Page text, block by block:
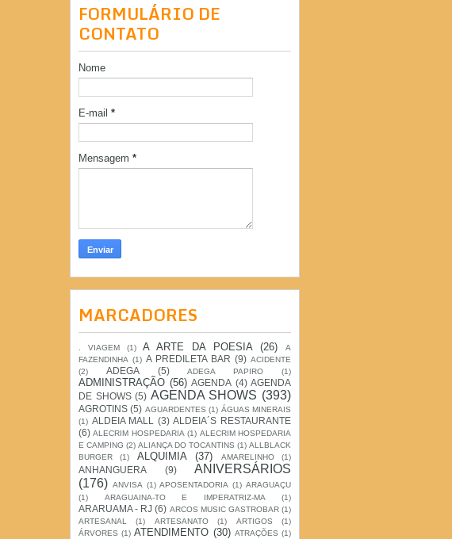
FORMULÁRIO DE
CONTATO
Nome
E-mail *
Mensagem *
MARCADORES
. VIAGEM (1) A ARTE DA POESIA (26)
A
FAZENDINHA (1) A PREDILETA BAR (9) ACIDENTE
(2)
ADEGA (5) ADEGA PAPIRO (1)
ADMINISTRAÇÃO (56) AGENDA (4) AGENDA
DE SHOWS (5) AGENDA SHOWS (393)
AGROTINS (5) AGUARDENTES (1) ÁGUAS MINERAIS
(1) ALDEIA MALL (3) ALDEIA´S RESTAURANTE
(6) ALECRIM HOSPEDARIA (1) ALECRIM HOSPEDARIA
E CAMPING (2) ALIANÇA DO TOCANTINS (1) ALLBLACK
BURGER
(1) ALQUIMIA (37) AMARELINHO (1)
ANHANGUERA (9)
ANIVERSÁRIOS
(176) ANVISA (1) APOSENTADORIA (1) ARAGUAÇU
(1)
ARAGUAINA-TO E IMPERATRIZ-MA (1)
ARARUAMA - RJ (6) ARCOS MUSIC GASTROBAR (1)
ARTESANAL
(1) ARTESANATO (1) ARTIGOS
(1)
ÁRVORES (1) ATENDIMENTO (30) ATRAÇÕES (1)